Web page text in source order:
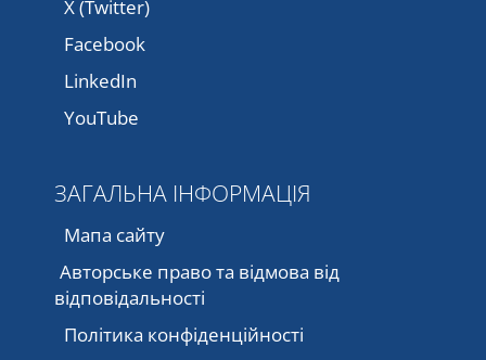
X (Twitter)
Facebook
LinkedIn
YouTube
ЗАГАЛЬНА ІНФОРМАЦІЯ
Мапа сайту
Авторське право та відмова від
відповідальності
Політика конфіденційності